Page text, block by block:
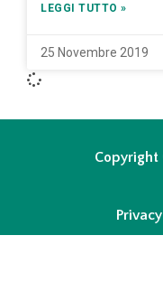
LEGGI TUTTO »
25 Novembre 2019
Copyright